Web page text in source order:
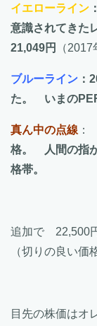
イエローライン
意識されてきた
21,049円
（
ブルーライン ：
た。 いまの
真ん中の点線 ：
格。 人間の指
格帯。
追加で 22,500
（切りの良い価
目先の株価はオ